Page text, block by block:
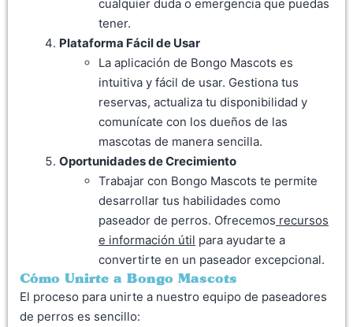
cualquier duda o emergencia que puedas
tener.
Plataforma Fácil de Usar
La aplicación de Bongo Mascots es
intuitiva y fácil de usar. Gestiona tus
reservas, actualiza tu disponibilidad y
comunícate con los dueños de las
mascotas de manera sencilla.
Oportunidades de Crecimiento
Trabajar con Bongo Mascots te permite
desarrollar tus habilidades como
paseador de perros. Ofrecemos recursos
e información útil para ayudarte a
convertirte en un paseador excepcional.
Cómo Unirte a Bongo Mascots
El proceso para unirte a nuestro equipo de paseadores
de perros es sencillo: